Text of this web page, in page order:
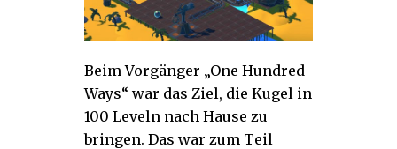
Beim Vorgänger „One Hundred
Ways“ war das Ziel, die Kugel in
100 Leveln nach Hause zu
bringen. Das war zum Teil